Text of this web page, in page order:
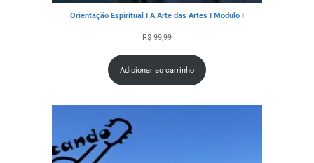
Orientação Espiritual I A Arte das Artes I Modulo I
R$ 99,99
Adicionar ao carrinho